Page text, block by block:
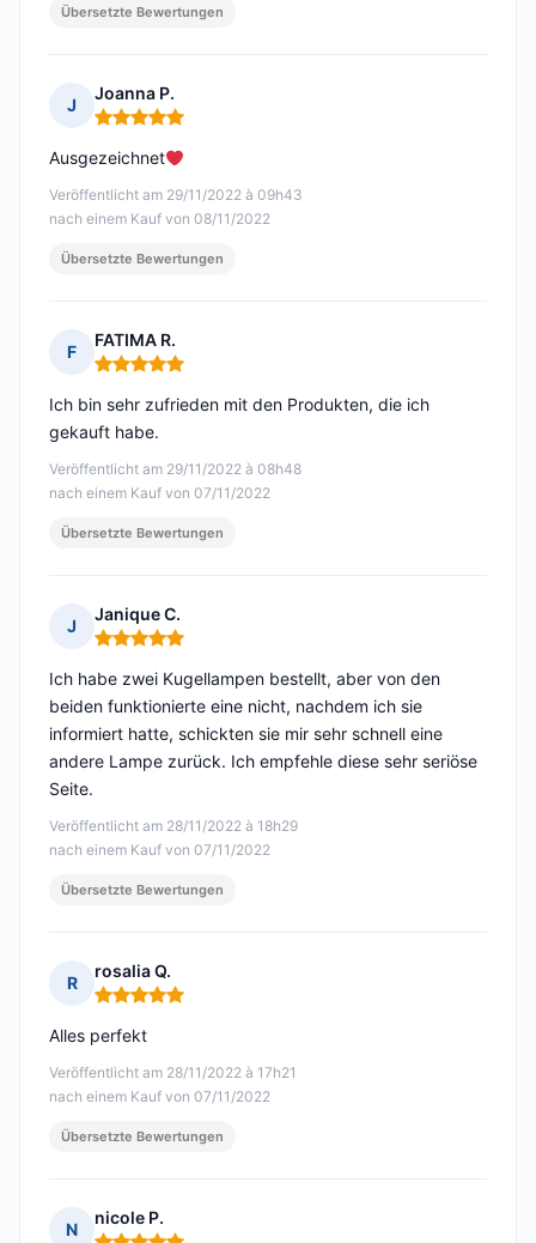
Übersetzte Bewertungen
J
Joanna P.
Hinweis: 5 von 5
Veröffentlicht am 29/11/2022 à 09h43
nach einem Kauf von 08/11/2022
Ausgezeichnet
Übersetzte Bewertungen
F
FATIMA R.
Hinweis: 5 von 5
Veröffentlicht am 29/11/2022 à 08h48
nach einem Kauf von 07/11/2022
Ich bin sehr zufrieden mit den Produkten, die ich
gekauft habe.
Übersetzte Bewertungen
J
Janique C.
Hinweis: 5 von 5
Veröffentlicht am 28/11/2022 à 18h29
nach einem Kauf von 07/11/2022
Ich habe zwei Kugellampen bestellt, aber von den
beiden funktionierte eine nicht, nachdem ich sie
informiert hatte, schickten sie mir sehr schnell eine
andere Lampe zurück. Ich empfehle diese sehr seriöse
Seite.
Übersetzte Bewertungen
R
rosalia Q.
Hinweis: 5 von 5
Veröffentlicht am 28/11/2022 à 17h21
nach einem Kauf von 07/11/2022
Alles perfekt
Übersetzte Bewertungen
N
nicole P.